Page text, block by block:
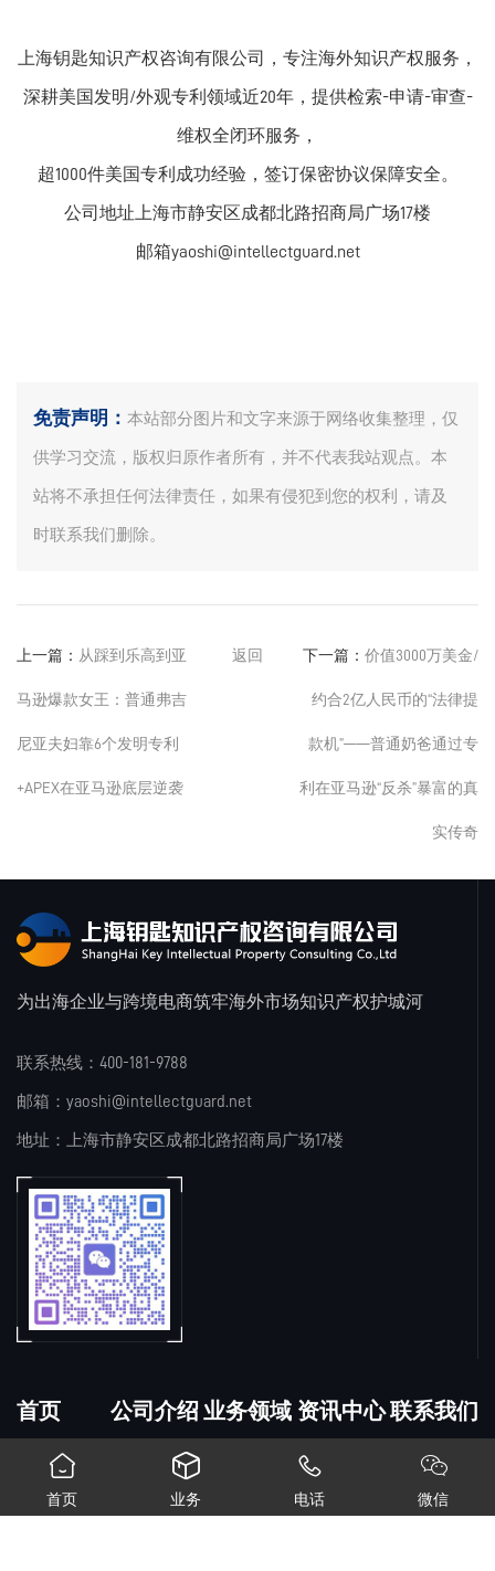
上海钥匙知识产权咨询有限公司，专注海外知识产权服务，
深耕美国发明/外观专利领域近20年，提供检索-申请-审查-
维权全闭环服务，
超1000件美国专利成功经验，签订保密协议保障安全。
公司地址上海市静安区成都北路招商局广场17楼
邮箱yaoshi@intellectguard.net
免责声明： 本站部分图片和文字来源于网络收集整理，仅
供学习交流，版权归原作者所有，并不代表我站观点。本
站将不承担任何法律责任，如果有侵犯到您的权利，请及
时联系我们删除。
上一篇： 从踩到乐高到亚
马逊爆款女王：普通弗吉
尼亚夫妇靠6个发明专利
+APEX在亚马逊底层逆袭
返回 下一篇： 价值3000万美金/
约合2亿人民币的“法律提
款机”——普通奶爸通过专
利在亚马逊“反杀”暴富的真
实传奇
为出海企业与跨境电商筑牢海外市场知识产权护城河
联系热线：400-181-9788
邮箱：yaoshi@intellectguard.net
地址：上海市静安区成都北路招商局广场17楼
首页 公司介绍 业务领域 资讯中心 联系我们
© 2026 上海钥匙知识产权咨询有限公司 备案号： 沪ICP备2025156639

首页

业务

电话

微信